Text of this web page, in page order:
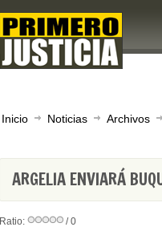
Inicio Noticias Archivos
ARGELIA ENVIARÁ
Ratio:
/ 0